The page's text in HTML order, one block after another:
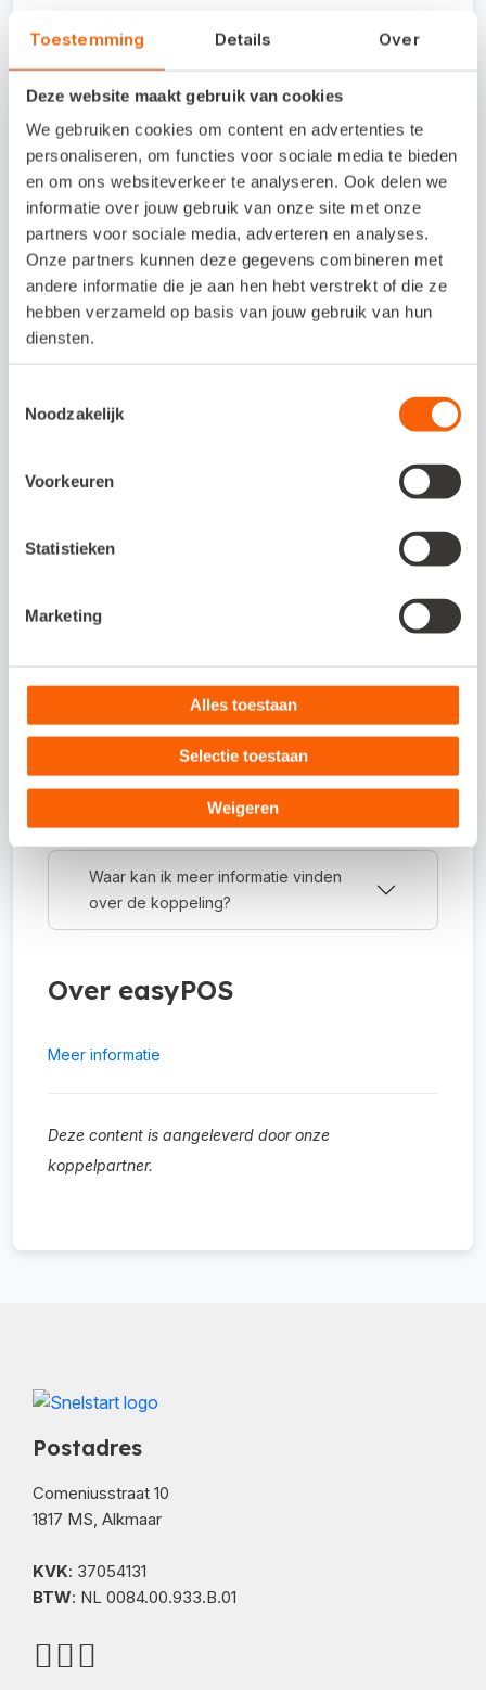
Toestemming Details Over
Deze website maakt gebruik van cookies
We gebruiken cookies om content en advertenties te
personaliseren, om functies voor sociale media te bieden
en om ons websiteverkeer te analyseren. Ook delen we
informatie over jouw gebruik van onze site met onze
partners voor sociale media, adverteren en analyses.
Onze partners kunnen deze gegevens combineren met
andere informatie die je aan hen hebt verstrekt of die ze
hebben verzameld op basis van jouw gebruik van hun
diensten.
Noodzakelijk
Voorkeuren
Statistieken
Marketing
Alles toestaan
Selectie toestaan
Weigeren
Interesse in deze
koppeling?
De koppeling wordt door easyPOS
software geheel in samenspraak met
je boekhouder ingericht. Informatie die
naar Snelstart wordt verzonden
bestaat uit de dagomzet per
hoofdgroep, betaalwijzes en btw-
Neem contact op
werkt volledig online en kun je daarom
alleen gebruiken als je werkt met een online
administratie.
Hoe activeer ik de koppeling?
Waar kan ik meer informatie vinden
over de koppeling?
Over easyPOS
Meer informatie
Deze content is aangeleverd door onze
koppelpartner.
Postadres
Comeniusstraat 10
1817 MS, Alkmaar
KVK: 37054131
BTW: NL 0084.00.933.B.01